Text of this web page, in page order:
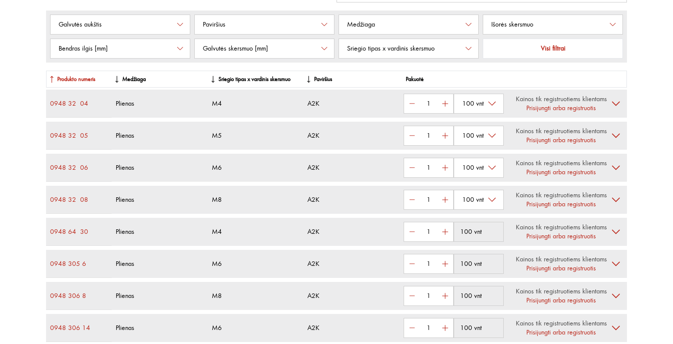
Galvutės aukštis Paviršius Medžiaga Išorės skersmuo
Bendras ilgis [mm] Galvutės skersmuo [mm] Sriegio tipas x vardinis skersmuo Visi filtrai
Produkto numeris Medžiaga Sriegio tipas x vardinis skersmuo Paviršius Pakuotė
0948 32 04 Plienas M4 A2K
Kainos tik registruotiems klientams
Prisijungti arba registruotis
0948 32 05 Plienas M5 A2K
Kainos tik registruotiems klientams
Prisijungti arba registruotis
0948 32 06 Plienas M6 A2K
Kainos tik registruotiems klientams
Prisijungti arba registruotis
0948 32 08 Plienas M8 A2K
Kainos tik registruotiems klientams
Prisijungti arba registruotis
0948 64 30 Plienas M4 A2K 100 vnt
Kainos tik registruotiems klientams
Prisijungti arba registruotis
0948 305 6 Plienas M6 A2K 100 vnt
Kainos tik registruotiems klientams
Prisijungti arba registruotis
0948 306 8 Plienas M8 A2K 100 vnt
Kainos tik registruotiems klientams
Prisijungti arba registruotis
0948 306 14 Plienas M6 A2K 100 vnt
Kainos tik registruotiems klientams
Prisijungti arba registruotis